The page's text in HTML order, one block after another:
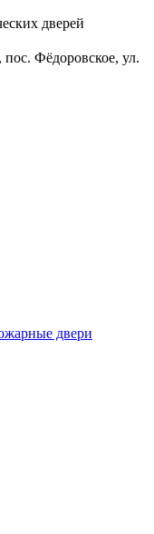
дверей
пос. Фёдоровское, ул.
двери